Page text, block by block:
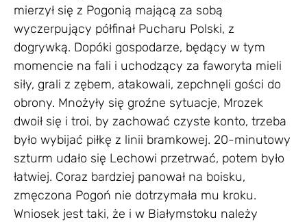
mierzył się z Pogonią mającą za sobą
wyczerpujący półfinał Pucharu Polski, z
dogrywką. Dopóki gospodarze, będący w tym
momencie na fali i uchodzący za faworyta mieli
siły, grali z zębem, atakowali, zepchnęli gości do
obrony. Mnożyły się groźne sytuacje, Mrozek
dwoił się i troi, by zachować czyste konto, trzeba
było wybijać piłkę z linii bramkowej. 20-minutowy
szturm udało się Lechowi przetrwać, potem było
łatwiej. Coraz bardziej panował na boisku,
zmęczona Pogoń nie dotrzymała mu kroku.
Wniosek jest taki, że i w Białymstoku należy